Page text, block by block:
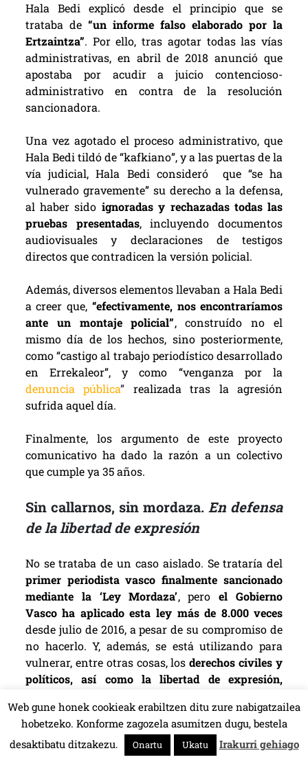
Hala Bedi explicó desde el principio que se
trataba de “un informe falso elaborado por la
Ertzaintza”. Por ello, tras agotar todas las vías
administrativas, en abril de 2018 anunció que
apostaba por acudir a juicio contencioso-
administrativo en contra de la resolución
sancionadora.
Una vez agotado el proceso administrativo, que
Hala Bedi tildó de “kafkiano”, y a las puertas de la
vía judicial, Hala Bedi consideró que “se ha
vulnerado gravemente” su derecho a la defensa,
al haber sido ignoradas y rechazadas todas las
pruebas presentadas, incluyendo documentos
audiovisuales y declaraciones de testigos
directos que contradicen la versión policial.
Además, diversos elementos llevaban a Hala Bedi
a creer que, “efectivamente, nos encontraríamos
ante un montaje policial”, construído no el
mismo día de los hechos, sino posteriormente,
como “castigo al trabajo periodístico desarrollado
en Errekaleor”, y como “venganza por la
denuncia pública” realizada tras la agresión
sufrida aquel día.
Finalmente, los argumento de este proyecto
comunicativo ha dado la razón a un colectivo
que cumple ya 35 años.
Sin callarnos, sin mordaza.En defensa
de la libertad de expresión
No se trataba de un caso aislado. Se trataría del
primer periodista vasco finalmente sancionado
mediante la ‘Ley Mordaza’, peroel Gobierno
Vasco ha aplicado esta ley más de 8.000 veces
desde julio de 2016, a pesar de su compromiso de
no hacerlo. Y, además, se está utilizando para
vulnerar, entre otras cosas, losderechos civiles y
políticos, así como la libertad de expresión,
No es casualidad que lo que se está castigando
mediante esta ley sea, precisamente,un
HALA BEDI BAT 107.4 MHz.
Web gune honek cookieak erabiltzen ditu zure nabigatzailea
hobetzeko. Konforme zagozela asumitzen dugu, bestela
desaktibatu ditzakezu.
Onartu Ukatu Irakurri gehiago